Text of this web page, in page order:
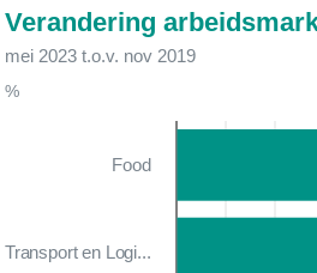
Verandering
mei 2023 t.o.v. nov 2019
%
Food
Transport en Logi...